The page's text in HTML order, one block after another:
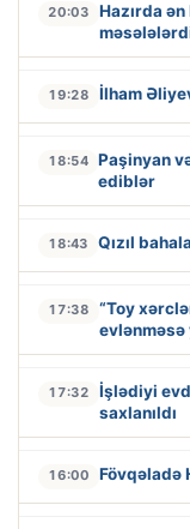
20:03
Hazırda
19:28 İlham
18:54 Paşinyan
ediblər
18:43 Qızıl
17:38
“Toy
evlənməsə
17:32
İşlədiyi
saxlanıldı
16:00 Fövqəladə